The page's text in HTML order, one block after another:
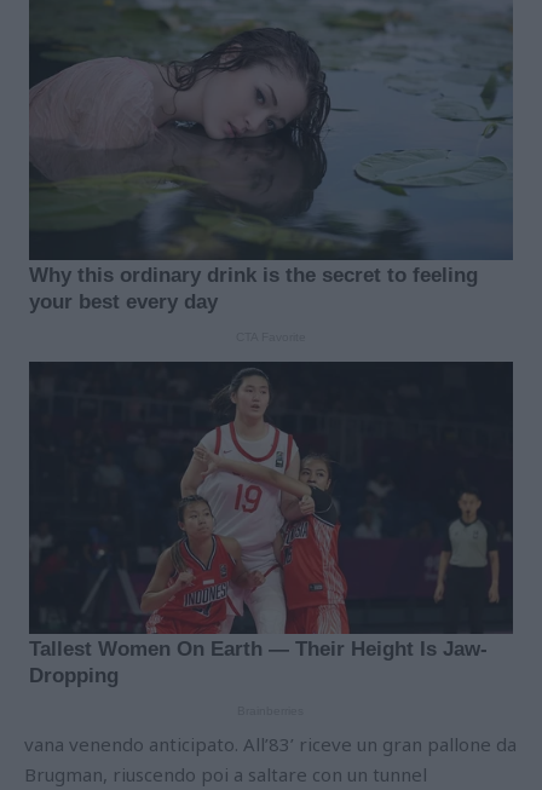
vana venendo anticipato. All’83’ riceve un gran pallone da
Brugman, riuscendo poi a saltare con un tunnel